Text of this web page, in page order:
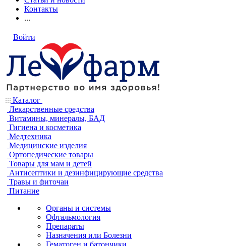
Контакты
...
Войти
Каталог
Лекарственные средства
Витамины, минералы, БАД
Гигиена и косметика
Медтехника
Медицинские изделия
Ортопедические товары
Товары для мам и детей
Антисептики и дезинфицирующие средства
Травы и фиточаи
Питание
Органы и системы
Офтальмология
Препараты
Назначения или Болезни
Гематоген и батончики